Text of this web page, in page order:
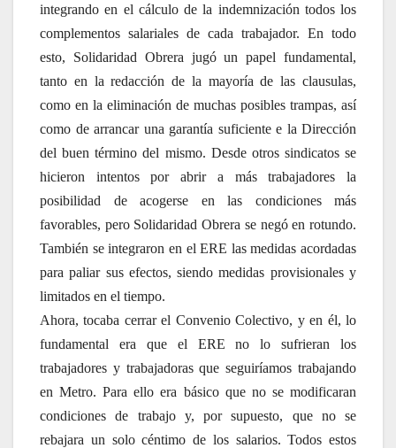
integrando en el cálculo de la indemnización todos los
complementos salariales de cada trabajador. En todo
esto, Solidaridad Obrera jugó un papel fundamental,
tanto en la redacción de la mayoría de las clausulas,
como en la eliminación de muchas posibles trampas, así
como de arrancar una garantía suficiente e la Dirección
del buen término del mismo. Desde otros sindicatos se
hicieron intentos por abrir a más trabajadores la
posibilidad de acogerse en las condiciones más
favorables, pero Solidaridad Obrera se negó en rotundo.
También se integraron en el ERE las medidas acordadas
para paliar sus efectos, siendo medidas provisionales y
limitados en el tiempo.
Ahora, tocaba cerrar el Convenio Colectivo, y en él, lo
fundamental era que el ERE no lo sufrieran los
trabajadores y trabajadoras que seguiríamos trabajando
en Metro. Para ello era básico que no se modificaran
condiciones de trabajo y, por supuesto, que no se
rebajara un solo céntimo de los salarios. Todos estos